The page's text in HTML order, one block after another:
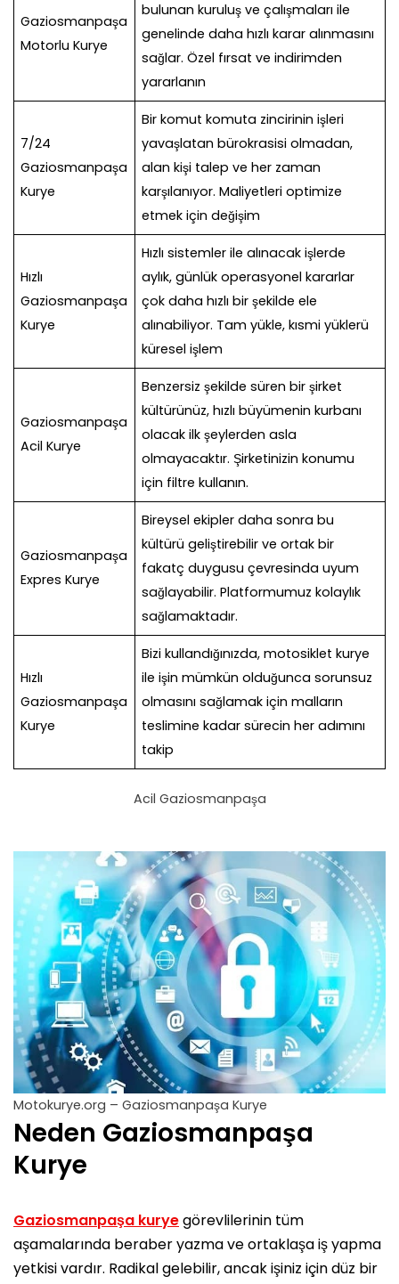
Gaziosmanpaşa
Motorlu Kurye
bulunan kuruluş ve çalışmaları ile
genelinde daha hızlı karar alınmasını
sağlar. Özel fırsat ve indirimden
yararlanın
7/24
Gaziosmanpaşa
Kurye
Bir komut komuta zincirinin işleri
yavaşlatan bürokrasisi olmadan,
alan kişi talep ve her zaman
karşılanıyor. Maliyetleri optimize
etmek için değişim
Hızlı
Gaziosmanpaşa
Kurye
Hızlı sistemler ile alınacak işlerde
aylık, günlük operasyonel kararlar
çok daha hızlı bir şekilde ele
alınabiliyor. Tam yükle, kısmi yüklerü
küresel işlem
Gaziosmanpaşa
Acil Kurye
Benzersiz şekilde süren bir şirket
kültürünüz, hızlı büyümenin kurbanı
olacak ilk şeylerden asla
olmayacaktır. Şirketinizin konumu
için filtre kullanın.
Gaziosmanpaşa
Expres Kurye
Bireysel ekipler daha sonra bu
kültürü geliştirebilir ve ortak bir
fakatç duygusu çevresinda uyum
sağlayabilir. Platformumuz kolaylık
sağlamaktadır.
Hızlı
Gaziosmanpaşa
Kurye
Bizi kullandığınızda, motosiklet kurye
ile işin mümkün olduğunca sorunsuz
olmasını sağlamak için malların
teslimine kadar sürecin her adımını
takip
Acil Gaziosmanpaşa
Motokurye.org – Gaziosmanpaşa Kurye
Neden Gaziosmanpaşa
Kurye
Gaziosmanpaşa kuryegörevlilerinin tüm
aşamalarında beraber yazma ve ortaklaşa iş yapma
yetkisi vardır. Radikal gelebilir, ancak işiniz için düz bir